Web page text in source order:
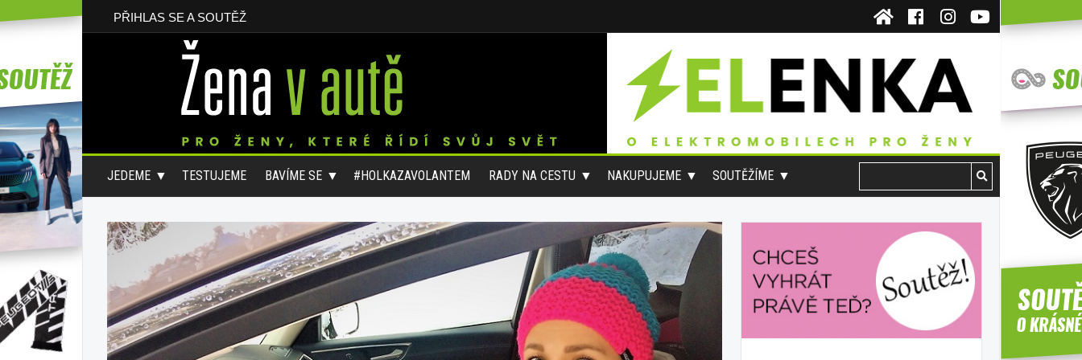
PŘIHLAS SE A SOUTĚŽ
JEDEME TESTUJEME BAVÍME SE #HOLKAZAVOLANTEM RADY NA CESTU NAKUPUJEME SOUTĚŽÍME